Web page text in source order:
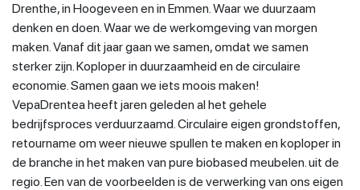
Drenthe, in Hoogeveen en in Emmen. Waar we duurzaam
denken en doen. Waar we de werkomgeving van morgen
maken. Vanaf dit jaar gaan we samen, omdat we samen
sterker zijn. Koploper in duurzaamheid en de circulaire
economie. Samen gaan we iets moois maken!
VepaDrentea heeft jaren geleden al het gehele
bedrijfsproces verduurzaamd. Circulaire eigen grondstoffen,
retourname om weer nieuwe spullen te maken en koploper in
de branche in het maken van pure biobased meubelen. uit de
regio. Een van de voorbeelden is de verwerking van ons eigen